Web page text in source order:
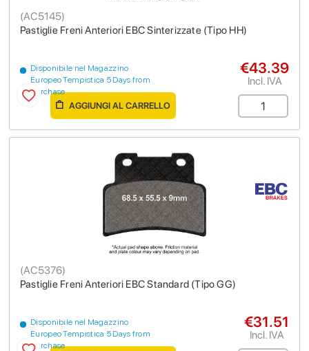
Pastiglie Freni Anteriori EBC Sinterizzate (Tipo HH)
(AC5145)
Disponibile nel Magazzino
Europeo Tempistica 5 Days from
purchase
€43.39
Incl. IVA
AGGIUNGI AL CARRELLO
Pastiglie Freni Anteriori EBC Standard (Tipo GG)
(AC5376)
Disponibile nel Magazzino
Europeo Tempistica 5 Days from
purchase
€31.51
Incl. IVA